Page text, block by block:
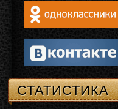
СТАТИСТИКА